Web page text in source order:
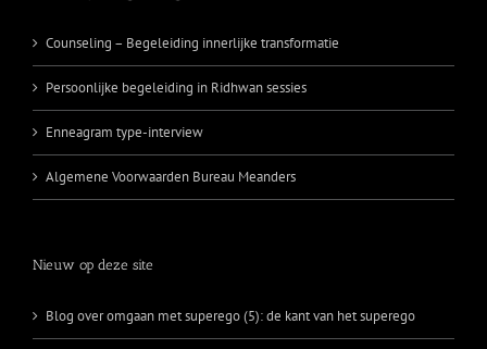
Counseling – Begeleiding innerlijke transformatie
Persoonlijke begeleiding in Ridhwan sessies
Enneagram type-interview
Algemene Voorwaarden Bureau Meanders
Nieuw op deze site
Blog over omgaan met superego (5): de kant van het superego